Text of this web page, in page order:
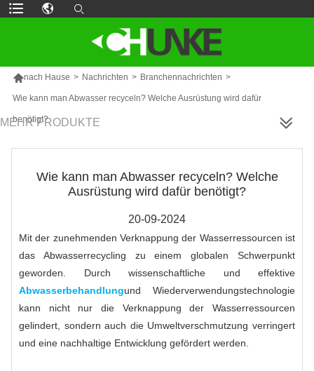
nach Hause > Nachrichten > Branchennachrichten >
Wie kann man Abwasser recyceln? Welche Ausrüstung wird dafür
benötigt?
MEHR PRODUKTE
Wie kann man Abwasser recyceln? Welche
Ausrüstung wird dafür benötigt?
20-09-2024
Mit der zunehmenden Verknappung der Wasserressourcen ist
das Abwasserrecycling zu einem globalen Schwerpunkt
geworden. Durch wissenschaftliche und effektive
Abwasserbehandlungund Wiederverwendungstechnologie
kann nicht nur die Verknappung der Wasserressourcen
gelindert, sondern auch die Umweltverschmutzung verringert
und eine nachhaltige Entwicklung gefördert werden.